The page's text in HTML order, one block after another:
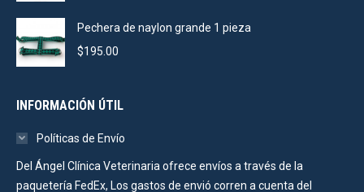
Pechera de naylon grande 1 pieza
$195.00
INFORMACIÓN ÚTIL
Políticas de Envío
Del Ángel Clínica Veterinaria ofrece envíos a través de la
paquetería FedEx, Los gastos de envió corren a cuenta del